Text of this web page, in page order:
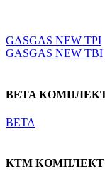
GASGAS NEW TPI
GASGAS NEW TBI
BETA
BETA
KTM КОМПЛЕКТ